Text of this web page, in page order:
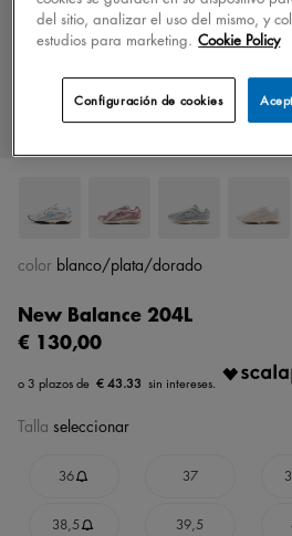
New Balance 204L
€ 130,00
€ 43.33
color blanco/plata/dorado
Talla seleccionar
36 37
38,5 39,5
del sitio, analizar el uso del mismo, y
estudios para marketing. Cookie Policy
Configuración de cookies